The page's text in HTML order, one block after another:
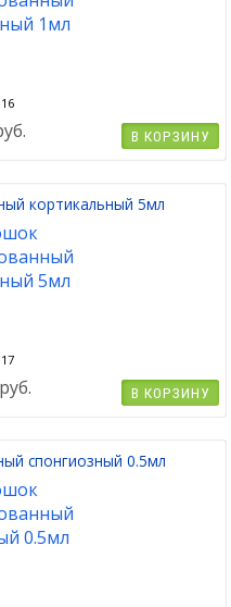
В КОРЗИНУ
кортикальный 5мл
В КОРЗИНУ
спонгиозный 0.5мл